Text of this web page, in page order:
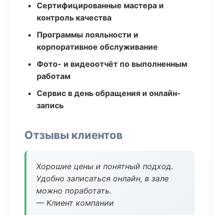
Сертифицированные мастера и
контроль качества
Программы лояльности и
корпоративное обслуживание
Фото- и видеоотчёт по выполненным
работам
Сервис в день обращения и онлайн-
запись
Отзывы клиентов
Хорошие цены и понятный подход.
Удобно записаться онлайн, в зале
можно поработать.
— Клиент компании